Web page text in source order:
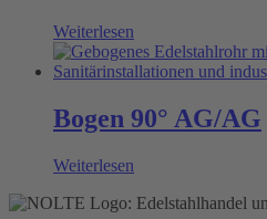
Weiterlesen
Bogen 90° AG/AG
Weiterlesen